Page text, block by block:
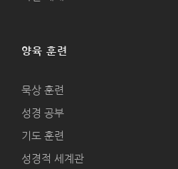
양육 훈련
묵상 훈련
성경 공부
기도 훈련
성경적 세계관